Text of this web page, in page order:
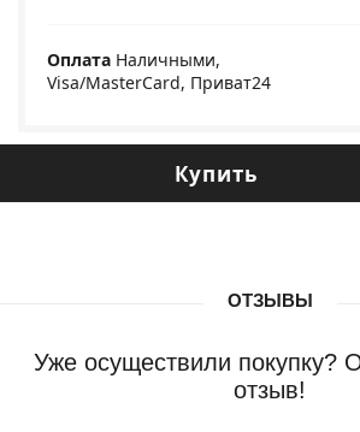
Оплата Наличными,
Visa/MasterCard, Приват24
Купить
ОТЗЫВЫ
Уже осуществили покупку?
отзыв!